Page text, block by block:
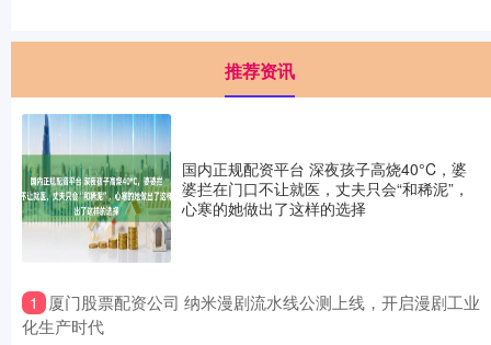
推荐资讯
国内正规配资平台 深夜孩子高烧40°C，婆
婆拦在门口不让就医，丈夫只会“和稀泥”，
心寒的她做出了这样的选择
1
​厦门股票配资公司 纳米漫剧流水线公测上线，开启漫剧工业
化生产时代